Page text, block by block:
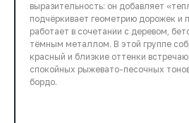
выразительность: он добавляет
подчёркивает геометрию дорожек и
работает в сочетании с деревом,
тёмным металлом. В этой группе
красный и близкие оттенки
спокойных рыжевато-песочных
бордо.